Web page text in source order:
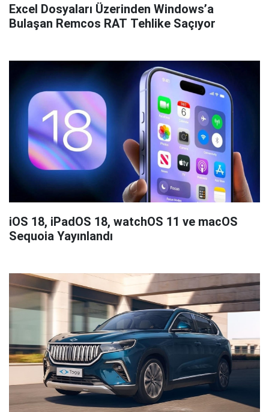
Excel Dosyaları Üzerinden Windows’a
Bulaşan Remcos RAT Tehlike Saçıyor
iOS 18, iPadOS 18, watchOS 11 ve macOS
Sequoia Yayınlandı